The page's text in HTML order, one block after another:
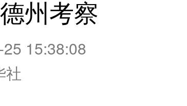
州考察
15:38:08
社